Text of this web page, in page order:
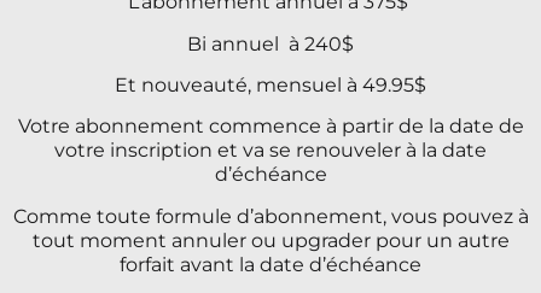
Bi annuel à 240$
Et nouveauté, mensuel à 49.95$
Votre abonnement commence à partir de la date de
votre inscription et va se renouveler à la date
d’échéance
Comme toute formule d’abonnement, vous pouvez à
tout moment annuler ou upgrader pour un autre
forfait avant la date d’échéance